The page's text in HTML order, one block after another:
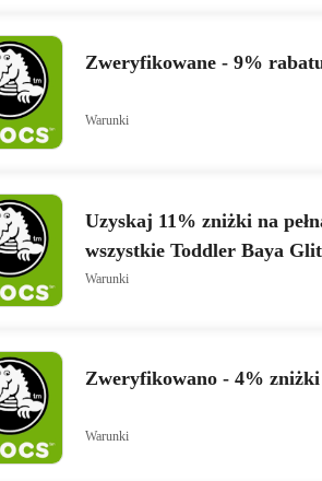
Zweryfikowane - 9%
Warunki
Uzyskaj 11% zniżki na
wszystkie Toddler Baya
Warunki
Zweryfikowano - 4%
Warunki